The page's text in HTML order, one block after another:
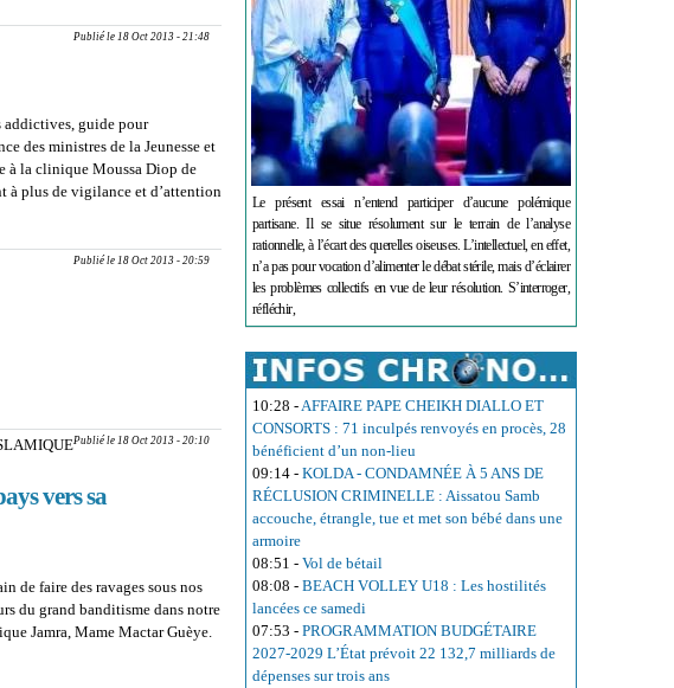
de repères, elles font ce
Publié le 18 Oct 2013 - 21:48
addictives, guide pour
des ministres de la Jeunesse et
à la clinique Moussa Diop de
à plus de vigilance et d’attention
Publié le 18 Oct 2013 - 20:59
Publié le 18 Oct 2013 - 20:10
vers sa
de faire des ravages sous nos
du grand banditisme dans notre
Jamra, Mame Mactar Guèye.
Le présent essai n’entend participer d’aucune polémique
partisane. Il se situe résolument sur le terrain de l’analyse
rationnelle, à l’écart des querelles oiseuses. L’intellectuel, en effet,
n’a pas pour vocation d’alimenter le débat stérile, mais d’éclairer
les problèmes collectifs en vue de leur résolution. S’interroger,
réfléchir,
10:28 -AFFAIRE PAPE CHEIKH DIALLO ET
CONSORTS : 71 inculpés renvoyés en procès, 28
bénéficient d’un non-lieu
09:14 - KOLDA - CONDAMNÉE À 5 ANS DE
RÉCLUSION CRIMINELLE : Aissatou Samb
accouche, étrangle, tue et met son bébé dans une
armoire
08:51 - Vol de bétail
08:08 - BEACH VOLLEY U18 : Les hostilités
lancées ce samedi
07:53 - PROGRAMMATION BUDGÉTAIRE
2027-2029 L’État prévoit 22 132,7 milliards de
dépenses sur trois ans